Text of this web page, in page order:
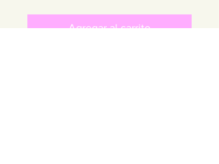
Agregar al carrito